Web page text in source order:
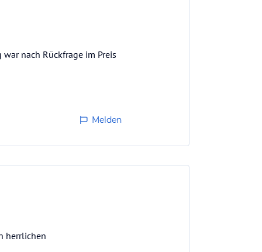
nach Rückfrage im Preis
Melden
herrlichen